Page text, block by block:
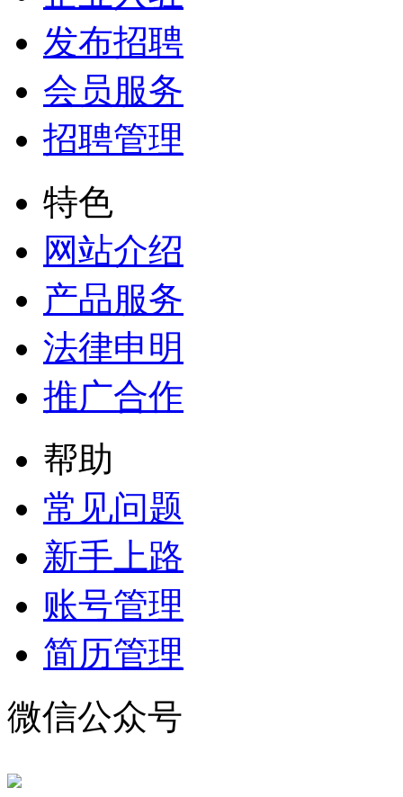
发布招聘
会员服务
招聘管理
特色
网站介绍
产品服务
法律申明
推广合作
帮助
常见问题
新手上路
账号管理
简历管理
微信公众号